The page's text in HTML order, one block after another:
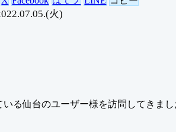
火)
る仙台のユーザー様を訪問してきまし